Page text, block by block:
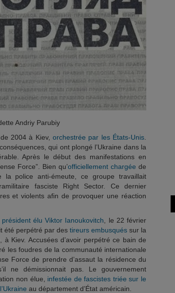
Andriy Parubiy
2004 à Kiev, orchestrée par les États-Unis
qui ont plongé l’Ukraine dans la
Après le début des manifestations en
Force”. Bien qu’officiellement chargée de
la police anti-émeute, ce groupe travaillait
fasciste Right Sector. Ce dernier
et violents afin de provoquer une réaction
élu Viktor Ianoukovitch , le 22 février
été perpétré par des tireurs embusqués sur la
Kiev. Accusées d’avoir perpétré ce bain de
les foudres de la communauté internationale
Force de prendre d’assaut la résidence du
ne démissionnait pas. Le gouvernement
non élue, infestée de fascistes triée sur le
au département d’État américain.